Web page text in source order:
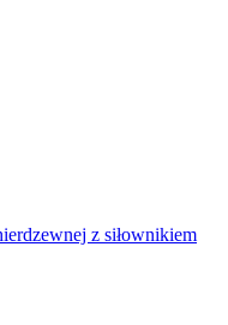
z siłownikiem